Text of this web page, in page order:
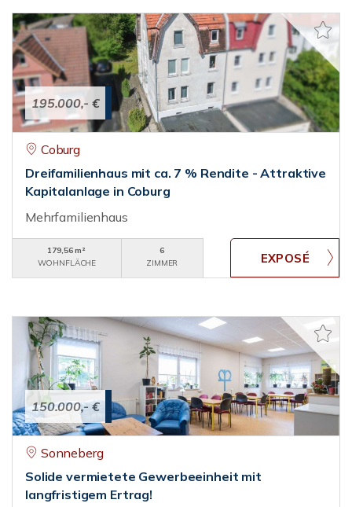
195.000,- €
Coburg
Dreifamilienhaus mit ca. 7 % Rendite - Attraktive
Kapitalanlage in Coburg
Mehrfamilienhaus
179,56 m²
WOHNFLÄCHE
6
ZIMMER
150.000,- €
Sonneberg
Solide vermietete Gewerbeeinheit mit
langfristigem Ertrag!